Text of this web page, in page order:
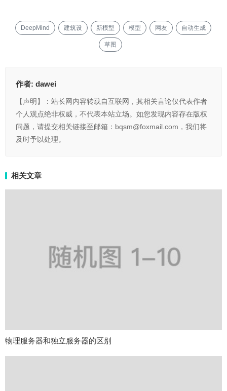
DeepMind 建筑设 新模型 模型 网友 自动生成
草图
作者: dawei
【声明】：站长网内容转载自互联网，其相关言论仅代表作者
个人观点绝非权威，不代表本站立场。如您发现内容存在版权
问题，请提交相关链接至邮箱：bqsm@foxmail.com，我们将
及时予以处理。
相关文章
物理服务器和独立服务器的区别